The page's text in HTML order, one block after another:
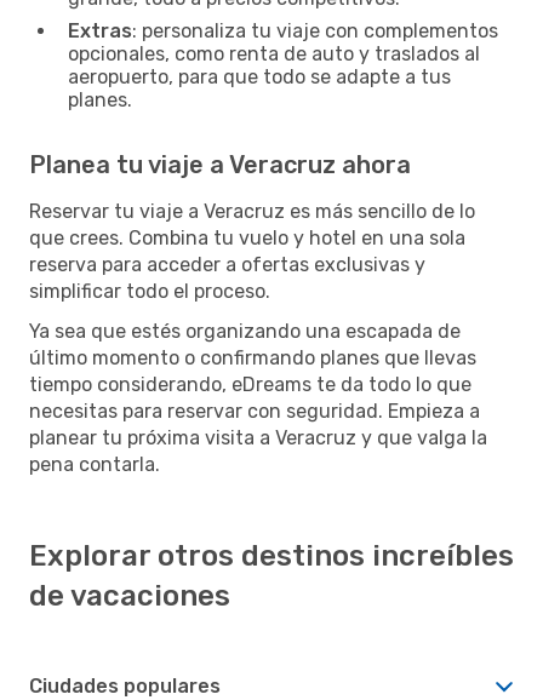
Extras: personaliza tu viaje con complementos
opcionales, como renta de auto y traslados al
aeropuerto, para que todo se adapte a tus
planes.
Planea tu viaje a Veracruz ahora
Reservar tu viaje a Veracruz es más sencillo de lo
que crees. Combina tu vuelo y hotel en una sola
reserva para acceder a ofertas exclusivas y
simplificar todo el proceso.
Ya sea que estés organizando una escapada de
último momento o confirmando planes que llevas
tiempo considerando, eDreams te da todo lo que
necesitas para reservar con seguridad. Empieza a
planear tu próxima visita a Veracruz y que valga la
pena contarla.
Explorar otros destinos increíbles
de vacaciones
Ciudades populares